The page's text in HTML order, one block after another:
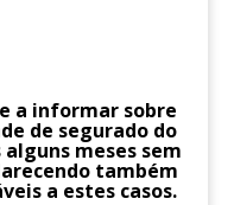
a informar sobre
de segurado do
meses sem
também
a estes casos.